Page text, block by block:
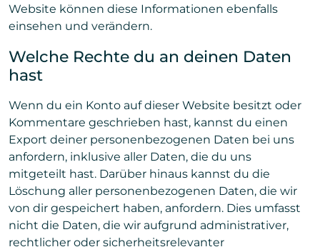
Website können diese Informationen ebenfalls
einsehen und verändern.
Welche Rechte du an deinen Daten
hast
Wenn du ein Konto auf dieser Website besitzt oder
Kommentare geschrieben hast, kannst du einen
Export deiner personenbezogenen Daten bei uns
anfordern, inklusive aller Daten, die du uns
mitgeteilt hast. Darüber hinaus kannst du die
Löschung aller personenbezogenen Daten, die wir
von dir gespeichert haben, anfordern. Dies umfasst
nicht die Daten, die wir aufgrund administrativer,
rechtlicher oder sicherheitsrelevanter